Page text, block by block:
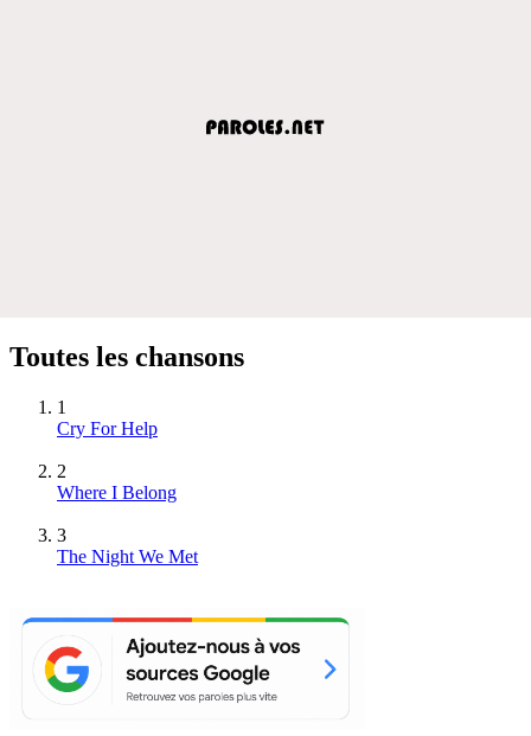
Toutes les chansons
1
Cry For Help
2
Where I Belong
3
The Night We Met